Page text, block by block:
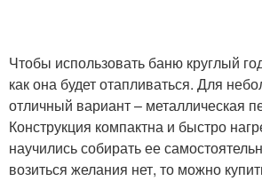
Металлические печи
Чтобы использовать баню круглый
как она будет отапливаться. Для
отличный вариант – металлическая
Конструкция компактна и быстро
научились собирать ее
возиться желания нет, то можно